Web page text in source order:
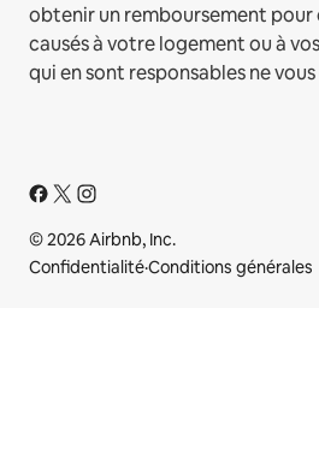
obtenir un remboursement
causés à votre logement ou à
qui en sont responsables ne
© 2026 Airbnb, Inc.
Confidentialité·Conditions générales